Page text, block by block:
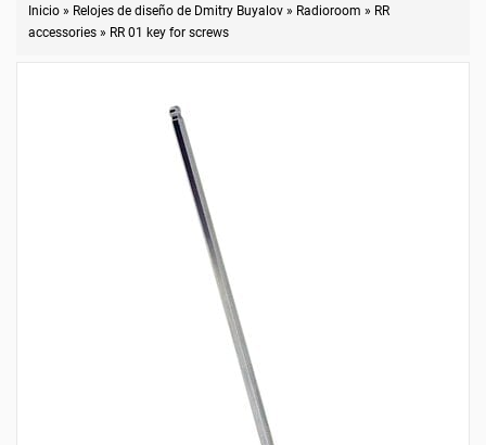
Inicio » Relojes de diseño de Dmitry Buyalov » Radioroom » RR
accessories » RR 01 key for screws